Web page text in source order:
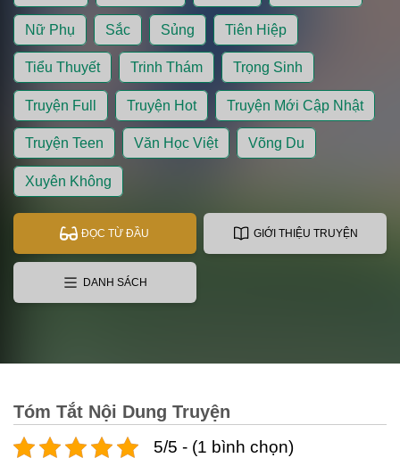
Nữ Phụ Sắc Sủng Tiên Hiệp
Tiểu Thuyết Trinh Thám Trọng Sinh
Truyện Full Truyện Hot Truyện Mới Cập Nhật
Truyện Teen Văn Học Việt Võng Du
Xuyên Không
ĐỌC TỪ ĐẦU GIỚI THIỆU TRUYỆN
DANH SÁCH
Tóm Tắt Nội Dung Truyện
5/5 - (1 bình chọn)